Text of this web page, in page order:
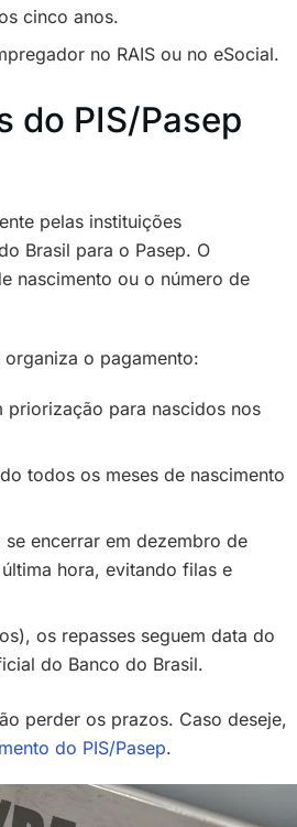
cinco anos.
no RAIS ou no eSocial.
do PIS/Pasep
pelas instituições
Brasil para o Pasep. O
nascimento ou o número de
o pagamento:
priorização para nascidos nos
todos os meses de nascimento
encerrar em dezembro de
hora, evitando filas e
os repasses seguem data do
do Banco do Brasil.
perder os prazos. Caso deseje,
do PIS/Pasep.